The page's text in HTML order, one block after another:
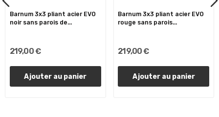
Barnum 3x3 pliant acier EVO
noir sans parois de...
219,00 €
Ajouter au panier
Barnum 3x3 pliant acier EVO
rouge sans parois...
219,00 €
Ajouter au panier